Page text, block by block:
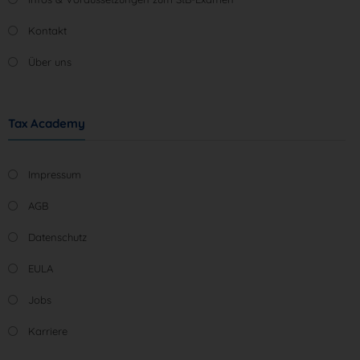
Kontakt
Über uns
Tax Academy
Impressum
AGB
Datenschutz
EULA
Jobs
Karriere